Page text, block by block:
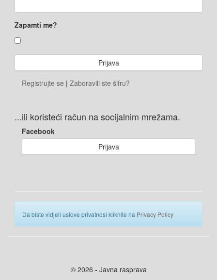
Zapamti me?
Registrujte se | Zaboravili ste šifru?
...ili koristeći račun na socijalnim mrežama.
Facebook
Prijava
Da biste vidjeli uslove privatnosi kliknite na Privacy Policy
© 2026 - Javna rasprava